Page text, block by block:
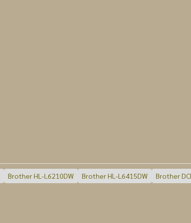
Brother HL-L6210DW Brother HL-L6415DW Brother